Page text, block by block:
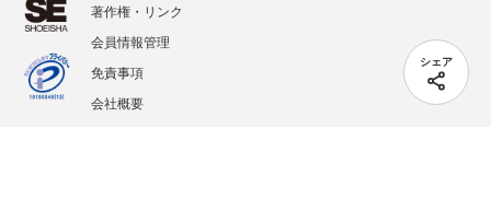
シェア
著作権・リンク
会員情報管理
免責事項
会社概要